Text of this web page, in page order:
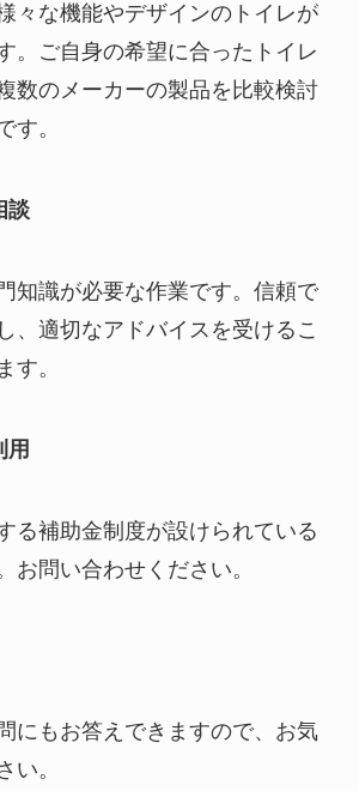
々な機能やデザインのトイレが
。ご自身の希望に合ったトイレ
数のメーカーの製品を比較検討
す。
談
知識が必要な作業です。信頼で
、適切なアドバイスを受けるこ
す。
用
る補助金制度が設けられている
お問い合わせください。
にもお答えできますので、お気
い。